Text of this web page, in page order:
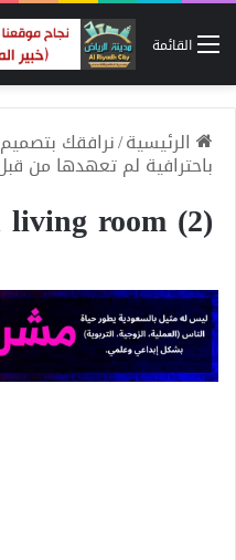
القائمة
الرئيسية/نرافقك
باحترافية لم تعهدها من
room (2)